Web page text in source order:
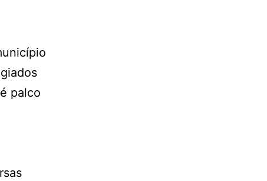
palco